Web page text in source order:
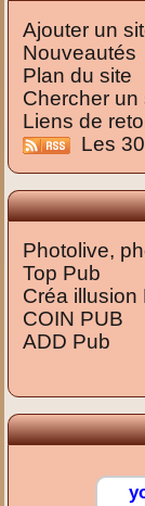
Ajouter un
Nouveautés
Plan du site
Chercher un
Liens de
Les
Photolive,
Top Pub
Créa illusion
COIN PUB
ADD Pub